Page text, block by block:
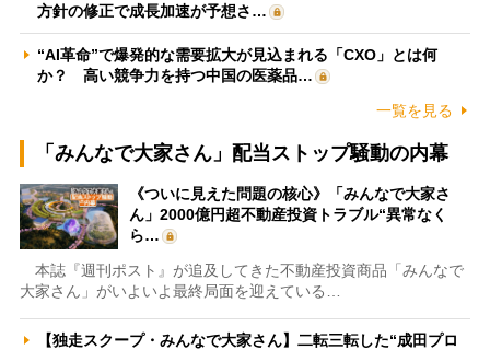
方針の修正で成長加速が予想さ…
“AI革命”で爆発的な需要拡大が見込まれる「CXO」とは何
か？ 高い競争力を持つ中国の医薬品…
一覧を見る
「みんなで大家さん」配当ストップ騒動の内幕
《ついに見えた問題の核心》「みんなで大家さ
ん」2000億円超不動産投資トラブル“異常なく
ら…
本誌『週刊ポスト』が追及してきた不動産投資商品「みんなで
大家さん」がいよいよ最終局面を迎えている…
【独走スクープ・みんなで大家さん】二転三転した“成田プロ